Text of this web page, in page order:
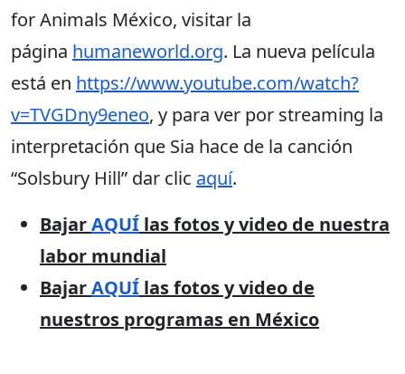
for Animals México, visitar la
página humaneworld.org. La nueva película
está en https://www.youtube.com/watch?
v=TVGDny9eneo, y para ver por streaming la
interpretación que Sia hace de la canción
“Solsbury Hill” dar clic aquí.
BajarAQUÍ las fotos y video de nuestra
labor mundial
BajarAQUÍ las fotos y video de
nuestros programas en México